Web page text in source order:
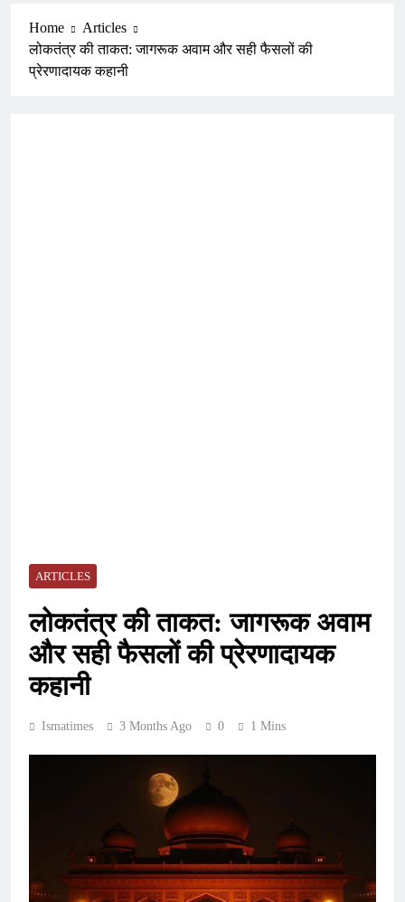
Home
Articles
लोकतंत्र की ताकत: जागरूक अवाम और सही फैसलों की
प्रेरणादायक कहानी
ARTICLES
लोकतंत्र की ताकत: जागरूक अवाम
और सही फैसलों की प्रेरणादायक
कहानी
Ismatimes 3 Months Ago 0 1 Mins